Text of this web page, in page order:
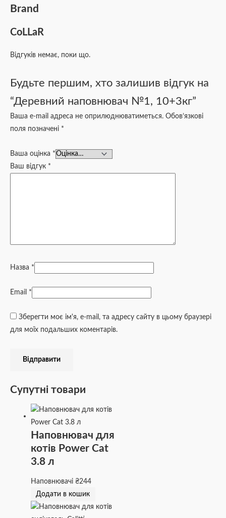
Brand
CoLLaR
Відгуків немає, поки що.
Будьте першим, хто залишив відгук на
“Деревний наповнювач №1, 10+3кг”
Ваша e-mail адреса не оприлюднюватиметься. Обов’язкові
поля позначені *
Ваша оцінка *
Ваш відгук *
Назва *
Email *
Зберегти моє ім'я, e-mail, та адресу сайту в цьому браузері
для моїх подальших коментарів.
Супутні товари
Наповнювач для
котів Power Cat
3.8 л
Наповнювачі₴244
Додати в кошик